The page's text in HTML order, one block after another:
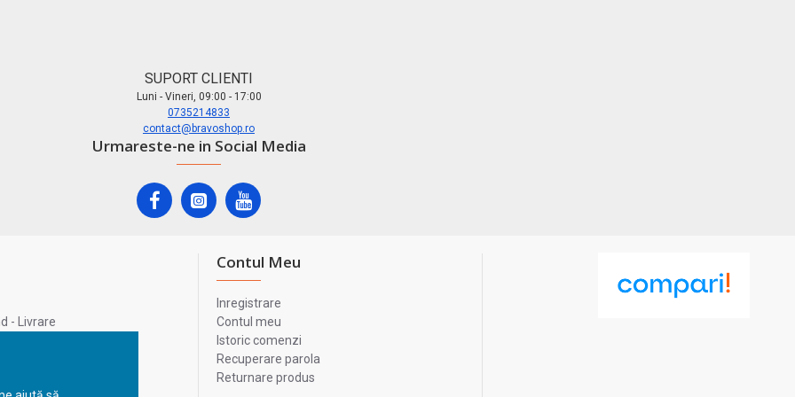
SUPORT CLIENTI
Luni - Vineri, 09:00 - 17:00
0735214833
contact@bravoshop.ro
Urmareste-ne in Social Media
- Livrare
Contul Meu
Inregistrare
Contul meu
Istoric comenzi
Recuperare parola
Returnare produs